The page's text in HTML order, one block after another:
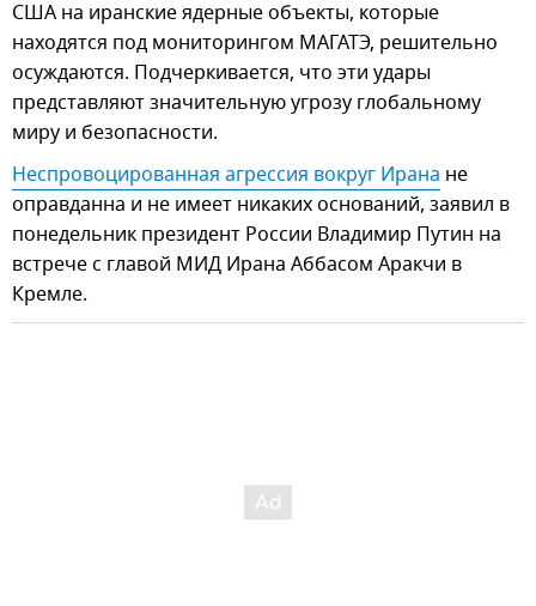
США на иранские ядерные объекты, которые
находятся под мониторингом МАГАТЭ, решительно
осуждаются. Подчеркивается, что эти удары
представляют значительную угрозу глобальному
миру и безопасности.
Неспровоцированная агрессия вокруг Ирана не
оправданна и не имеет никаких оснований, заявил в
понедельник президент России Владимир Путин на
встрече с главой МИД Ирана Аббасом Аракчи в
Кремле.